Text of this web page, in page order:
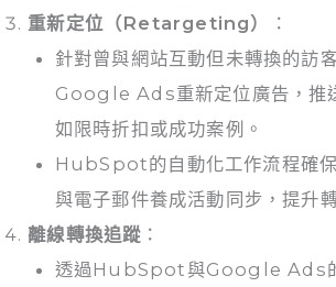
重新定位（Retargeting）
：
針對曾與網站互動但未轉換的訪
Google Ads重新定位廣告，推
如限時折扣或成功案例。
HubSpot的自動化工作流程確
與電子郵件養成活動同步，提升
離線轉換追蹤 ：
透過HubSpot與Google Ads